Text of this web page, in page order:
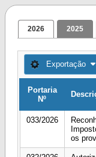
2026 2025